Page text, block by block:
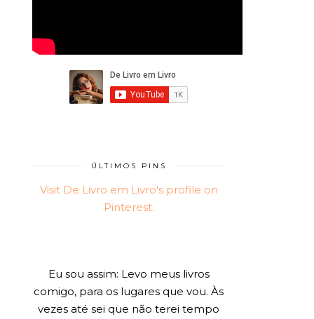
ÚLTIMOS PINS
Visit De Livro em Livro's profile on
Pinterest.
Eu sou assim: Levo meus livros
comigo, para os lugares que vou. Às
vezes até sei que não terei tempo